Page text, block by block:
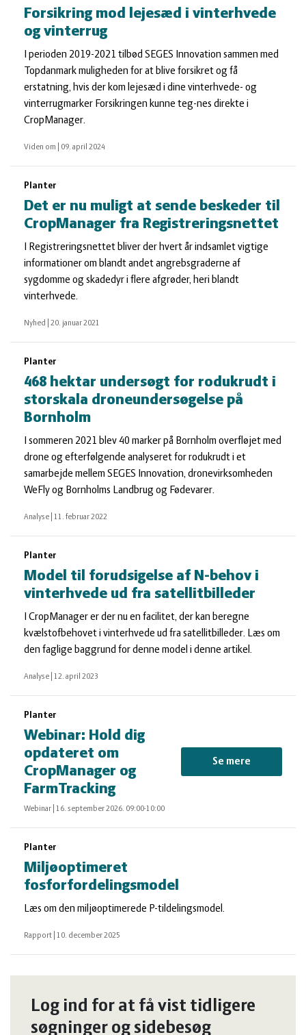
Forsikring mod lejesæd i vinterhvede
og vinterrug
I perioden 2019-2021 tilbød SEGES Innovation sammen med
Topdanmark muligheden for at blive forsikret og få
erstatning, hvis der kom lejesæd i dine vinterhvede- og
vinterrugmarker Forsikringen kunne teg-nes direkte i
CropManager.
Viden om 09. april 2024
Planter
Det er nu muligt at sende beskeder til
CropManager fra Registreringsnettet
I Registreringsnettet bliver der hvert år indsamlet vigtige
informationer om blandt andet angrebsgraderne af
sygdomme og skadedyr i flere afgrøder, heri blandt
vinterhvede.
Nyhed 20. januar 2021
Planter
468 hektar undersøgt for rodukrudt i
storskala droneundersøgelse på
Bornholm
I sommeren 2021 blev 40 marker på Bornholm overfløjet med
drone og efterfølgende analyseret for rodukrudt i et
samarbejde mellem SEGES Innovation, dronevirksomheden
WeFly og Bornholms Landbrug og Fødevarer.
Analyse 11. februar 2022
Planter
Model til forudsigelse af N-behov i
vinterhvede ud fra satellitbilleder
I CropManager er der nu en facilitet, der kan beregne
kvælstofbehovet i vinterhvede ud fra satellitbilleder. Læs om
den faglige baggrund for denne model i denne artikel.
Analyse 12. april 2023
Planter
Webinar: Hold dig
opdateret om
CropManager og
FarmTracking
Webinar 16. september 2026. 09:00-10:00
Se mere
Planter
Miljøoptimeret
fosforfordelingsmodel
Læs om den miljøoptimerede P-tildelingsmodel.
Rapport 10. december 2025
Log ind for at få vist tidligere
søgninger og sidebesøg